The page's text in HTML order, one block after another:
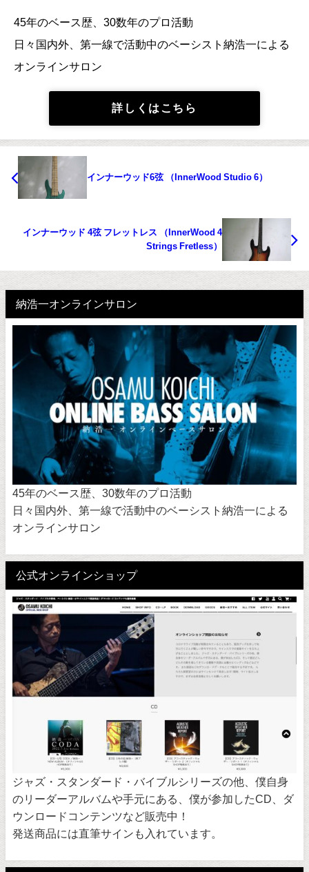
45年のベース歴、30数年のプロ活動
日々国内外、第一線で活動中のベーシスト納浩一による
オンラインサロン
詳しくはこちら
インナーウッド6弦 （InnerWood Studio 6）
インナーウッド 4弦 フレットレス （InnerWood 4
Strings Fretless）
納浩一オンラインサロン
45年のベース歴、30数年のプロ活動
日々国内外、第一線で活動中のベーシスト納浩一による
オンラインサロン
公式オンラインショップ
ジャズ・スタンダード・バイブルシリーズの他、僕自身
のリーダーアルバムや手元にある、僕が参加したCD、ダ
ウンロードコンテンツなど販売中！
発送商品には直筆サインも入れています。